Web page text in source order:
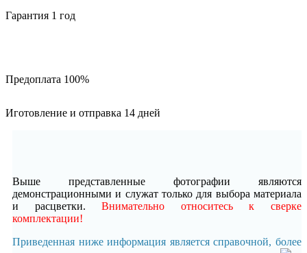
Гарантия 1 год
Предоплата 100%
Иготовление и отправка 14 дней
Выше представленные фотографии являются
демонстрационными и служат только для выбора материала
и расцветки.Внимательно относитесь к сверке
комплектации!
Приведенная ниже информация является справочной, более